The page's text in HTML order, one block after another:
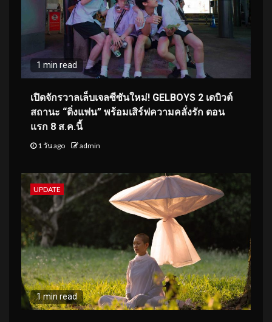
1 min read
เปิดจักรวาลเล็บเจลซีซันใหม่! GELBOYS 2 เดบิวต์
สถานะ “ติ่งแฟน” พร้อมเสิร์ฟความคลั่งรัก ตอน
แรก 8 ส.ค.นี้
1 วัน ago admin
UPDATE
1 min read